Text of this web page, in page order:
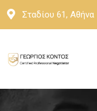
Skip
Σταδίου 61, Αθήνα